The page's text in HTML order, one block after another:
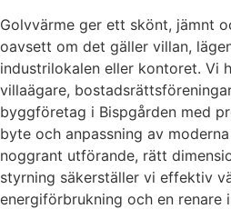
Golvvärme ger ett skönt, jämnt
oavsett om det gäller villan,
industrilokalen eller kontoret. Vi
villaägare,
byggföretag i Bispgården med
byte och anpassning av
noggrant utförande, rätt
styrning säkerställer vi effektiv
energiförbrukning och en renare